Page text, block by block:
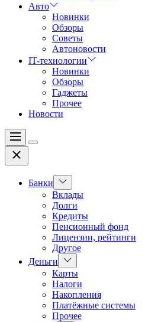
Авто
Новинки
Обзоры
Советы
Автоновости
IT-технологии
Новинки
Обзоры
Гаджеты
Прочее
Новости
Меню
Цвет
Закрыть
Банки
Показать
подменю
Вклады
Долги
Кредиты
Пенсионный фонд
Лицензии, рейтинги
Другое
Деньги
Показать
подменю
Карты
Налоги
Накопления
Платёжные системы
Прочее